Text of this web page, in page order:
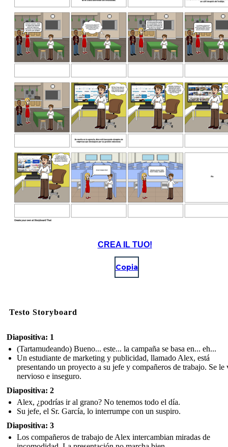
CREA IL TUO!
Copia
Testo Storyboard
Diapositiva: 1
(Tartamudeando) Bueno... este... la campaña se basa en... eh...
Un estudiante de marketing y publicidad, llamado Alex, está
presentando un proyecto a su jefe y compañeros de trabajo. Se le
nervioso e inseguro.
Diapositiva: 2
Alex, ¿podrías ir al grano? No tenemos todo el día.
Su jefe, el Sr. García, lo interrumpe con un suspiro.
Diapositiva: 3
Los compañeros de trabajo de Alex intercambian miradas de